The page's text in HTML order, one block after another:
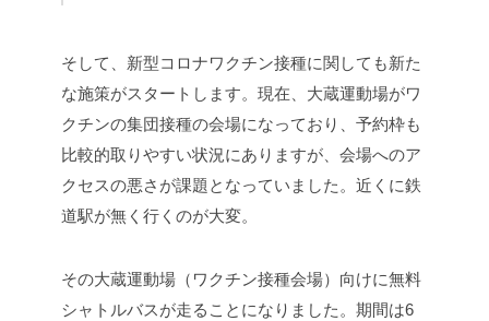
そして、新型コロナワクチン接種に関しても新た
な施策がスタートします。現在、大蔵運動場がワ
クチンの集団接種の会場になっており、予約枠も
比較的取りやすい状況にありますが、会場へのア
クセスの悪さが課題となっていました。近くに鉄
道駅が無く行くのが大変。
その大蔵運動場（ワクチン接種会場）向けに無料
シャトルバスが走ることになりました。期間は6